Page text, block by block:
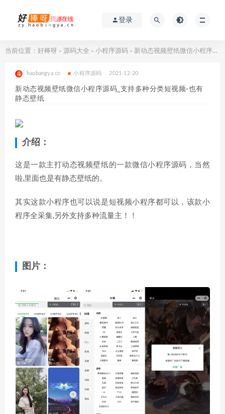
登录
当前位置： 好棒呀 > 源码大全 > 小程序源码 > 新动态视频壁纸微信小程序源码_支持多种分类短视频-也有静态壁纸
haobangya.cn 小程序源码 2021-12-20
新动态视频壁纸微信小程序源码_支持多种分类短视频-也有
静态壁纸
介绍：
这是一款主打动态视频壁纸的一款微信小程序源码，当然
啦,里面也是有静态壁纸的。
其实这款小程序也可以说是短视频小程序都可以，该款小
程序全采集,另外支持多种流量主！！
图片：